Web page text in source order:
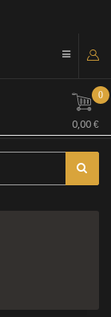
0
0,00 €